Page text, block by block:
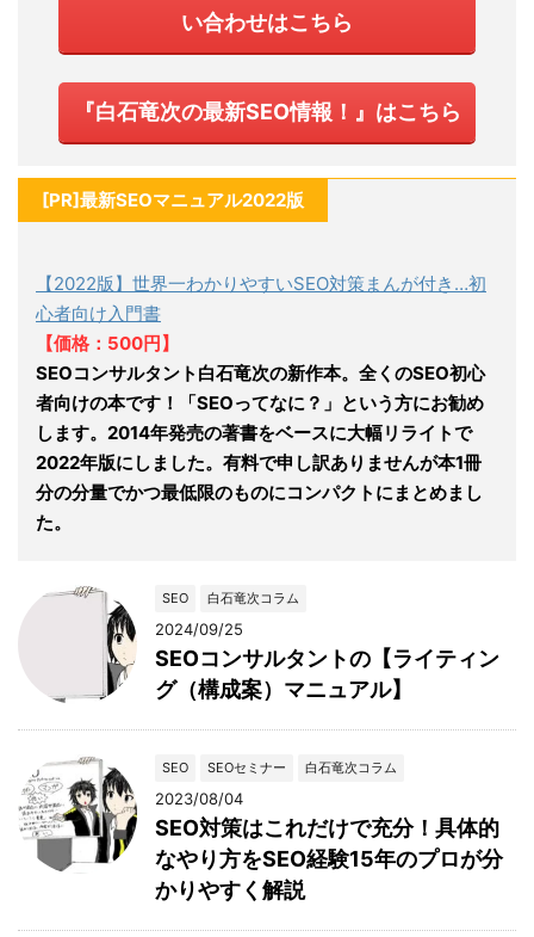
い合わせはこちら
『白石竜次の最新SEO情報！』はこちら
[PR]最新SEOマニュアル2022版
【2022版】世界一わかりやすいSEO対策まんが付き…初
心者向け入門書
【価格：500円】
SEOコンサルタント白石竜次の新作本。全くのSEO初心
者向けの本です！「SEOってなに？」という方にお勧め
します。2014年発売の著書をベースに大幅リライトで
2022年版にしました。有料で申し訳ありませんが本1冊
分の分量でかつ最低限のものにコンパクトにまとめまし
た。
SEO 白石竜次コラム
2024/09/25
SEOコンサルタントの【ライティン
グ（構成案）マニュアル】
SEO SEOセミナー 白石竜次コラム
2023/08/04
SEO対策はこれだけで充分！具体的
なやり方をSEO経験15年のプロが分
かりやすく解説